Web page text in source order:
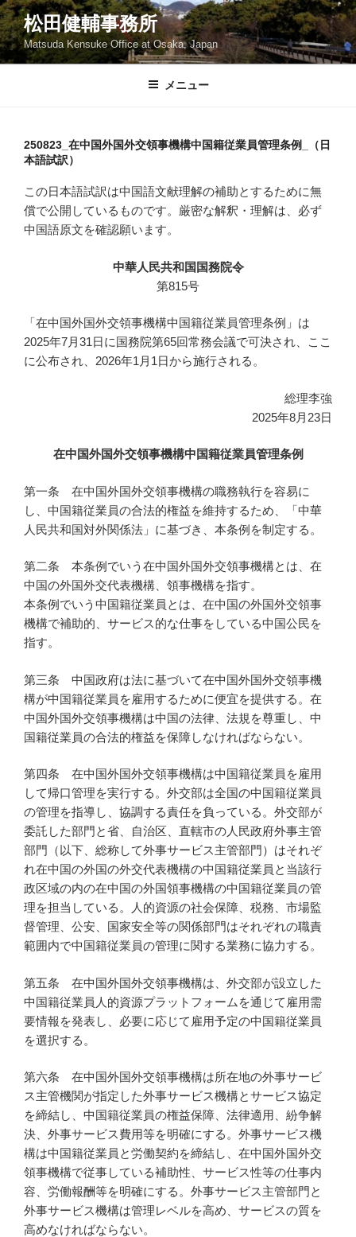
コ
ン
テ
ン
松田健輔事務所
Matsuda Kensuke Office at Osaka, Japan
メニュー
250823_在中国外国外交領事機構中国籍従業員管理条例_（日
本語試訳）
この日本語試訳は中国語文献理解の補助とするために無
償で公開しているものです。厳密な解釈・理解は、必ず
中国語原文を確認願います。
中華人民共和国国務院令
第815号
「在中国外国外交領事機構中国籍従業員管理条例」は
2025年7月31日に国務院第65回常務会議で可決され、ここ
に公布され、2026年1月1日から施行される。
総理李強
2025年8月23日
在中国外国外交領事機構中国籍従業員管理条例
第一条 在中国外国外交領事機構の職務執行を容易に
し、中国籍従業員の合法的権益を維持するため、「中華
人民共和国対外関係法」に基づき、本条例を制定する。
第二条 本条例でいう在中国外国外交領事機構とは、在
中国の外国外交代表機構、領事機構を指す。
本条例でいう中国籍従業員とは、在中国の外国外交領事
機構で補助的、サービス的な仕事をしている中国公民を
指す。
第三条 中国政府は法に基づいて在中国外国外交領事機
構が中国籍従業員を雇用するために便宜を提供する。在
中国外国外交領事機構は中国の法律、法規を尊重し、中
国籍従業員の合法的権益を保障しなければならない。
第四条 在中国外国外交領事機構は中国籍従業員を雇用
して帰口管理を実行する。外交部は全国の中国籍従業員
の管理を指導し、協調する責任を負っている。外交部が
委託した部門と省、自治区、直轄市の人民政府外事主管
部門（以下、総称して外事サービス主管部門）はそれぞ
れ在中国の外国の外交代表機構の中国籍従業員と当該行
政区域の内の在中国の外国領事機構の中国籍従業員の管
理を担当している。人的資源の社会保障、税務、市場監
督管理、公安、国家安全等の関係部門はそれぞれの職責
範囲内で中国籍従業員の管理に関する業務に協力する。
第五条 在中国外国外交領事機構は、外交部が設立した
中国籍従業員人的資源プラットフォームを通じて雇用需
要情報を発表し、必要に応じて雇用予定の中国籍従業員
を選択する。
第六条 在中国外国外交領事機構は所在地の外事サービ
ス主管機関が指定した外事サービス機構とサービス協定
を締結し、中国籍従業員の権益保障、法律適用、紛争解
決、外事サービス費用等を明確にする。外事サービス機
構は中国籍従業員と労働契約を締結し、在中国外国外交
領事機構で従事している補助性、サービス性等の仕事内
容、労働報酬等を明確にする。外事サービス主管部門と
外事サービス機構は管理レベルを高め、サービスの質を
高めなければならない。